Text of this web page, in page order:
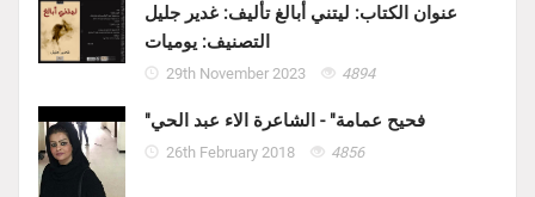
عنوان الكتاب: ليتني أبالغ تأليف: غدير جليل
التصنيف: يوميات
29th November 2023 4894
"فحيح عمامة" - الشاعرة الاء عبد الحي
26th February 2018 4856